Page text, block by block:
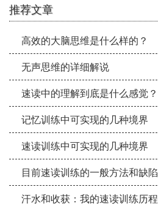
推荐文章
高效的大脑思维是什么样的？
无声思维的详细解说
速读中的理解到底是什么感觉？
记忆训练中可实现的几种境界
速读训练中可实现的几种境界
目前速读训练的一般方法和缺陷
汗水和收获：我的速读训练历程